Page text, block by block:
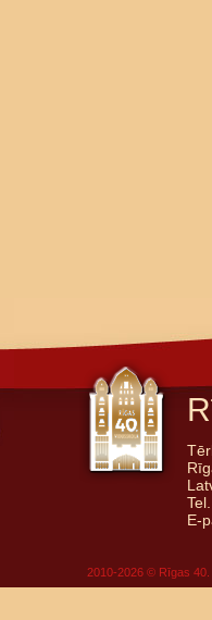
E-
2010-2026 © Rīgas